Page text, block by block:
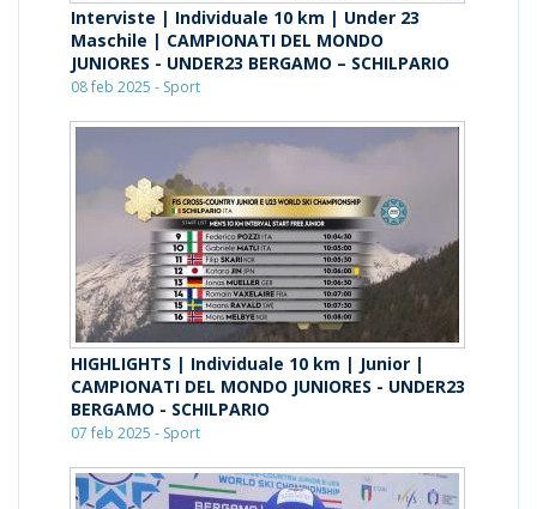
Interviste | Individuale 10 km | Under 23
Maschile | CAMPIONATI DEL MONDO
JUNIORES - UNDER23 BERGAMO – SCHILPARIO
08 feb 2025 - Sport
HIGHLIGHTS | Individuale 10 km | Junior |
CAMPIONATI DEL MONDO JUNIORES - UNDER23
BERGAMO - SCHILPARIO
07 feb 2025 - Sport